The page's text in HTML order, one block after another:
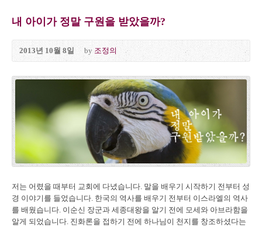
내 아이가 정말 구원을 받았을까?
2013년 10월 8일 by 조정의
저는 어렸을 때부터 교회에 다녔습니다. 말을 배우기 시작하기 전부터 성
경 이야기를 들었습니다. 한국의 역사를 배우기 전부터 이스라엘의 역사
를 배웠습니다. 이순신 장군과 세종대왕을 알기 전에 모세와 아브라함을
알게 되었습니다. 진화론을 접하기 전에 하나님이 천지를 창조하셨다는